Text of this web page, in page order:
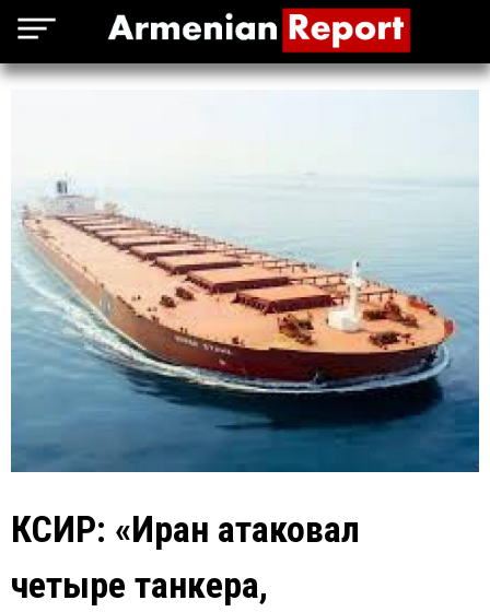
КСИР: «Иран атаковал
четыре танкера,